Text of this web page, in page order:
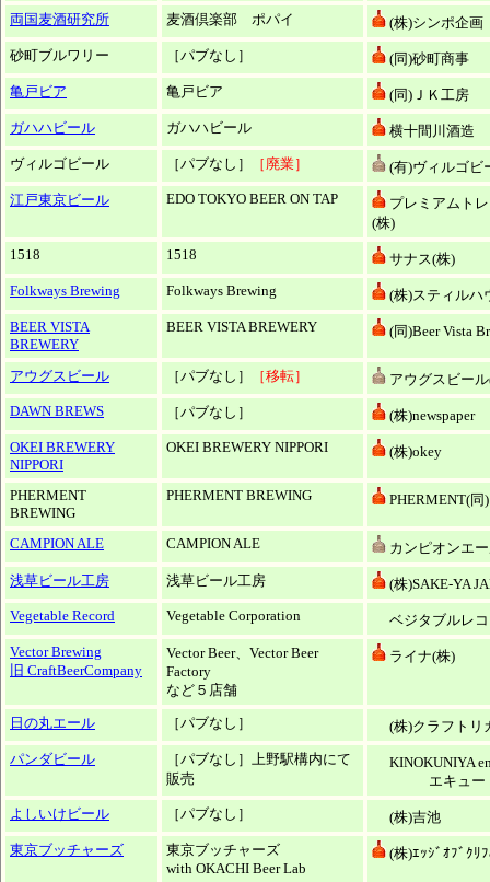
両国麦酒研究所
麦酒倶楽部 ポパイ
(株)シンポ企画
砂町ブルワリー
［パブなし］
(同)砂町商事
亀戸ビア
亀戸ビア
(同)ＪＫ工房
ガハハビール
ガハハビール
横十間川酒造
ヴィルゴビール
［パブなし］ ［廃業］
(有)ヴィルゴビ
江戸東京ビール
EDO TOKYO BEER ON TAP
プレミアムト
(株)
1518
1518
サナス(株)
Folkways Brewing
Folkways Brewing
(株)スティルハ
BEER VISTA
BREWERY
BEER VISTA BREWERY (同)Beer Vista
アウグスビール ［パブなし］ ［移転］
アウグスビー
DAWN BREWS
［パブなし］
(株)newspaper
OKEI BREWERY
NIPPORI
OKEI BREWERY NIPPORI (株)okey
PHERMENT
BREWING
PHERMENT BREWING PHERMENT(同)
CAMPION ALE CAMPION ALE
カンピオンエ
浅草ビール工房
浅草ビール工房
(株)SAKE-YA
Vegetable Record
Vegetable Corporation
ベジタブルレ
Vector Brewing
旧 CraftBeerCompany
Vector Beer、Vector Beer
Factory
など５店舗
ライナ(株)
日の丸エール ［パブなし］
(株)クラフトリ
パンダビール
［パブなし］上野駅構内にて
販売
KINOKUNIYA
エキュート
よしいけビール
［パブなし］
(株)吉池
東京ブッチャーズ
東京ブッチャーズ
with OKACHI Beer Lab
(株)ｴｯｼﾞｵﾌﾞｸﾘ